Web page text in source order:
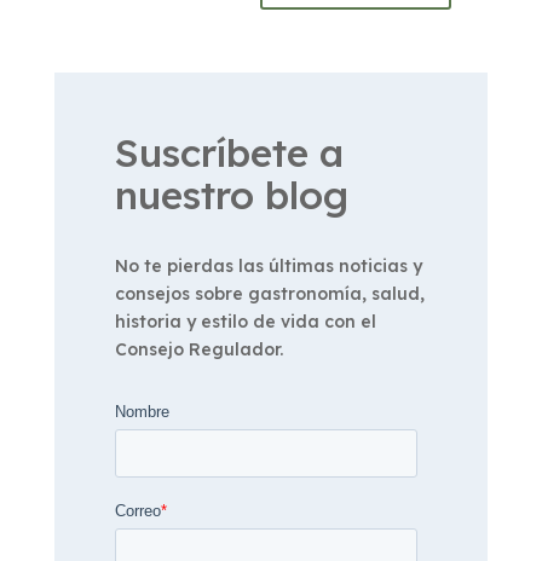
Suscríbete a
nuestro blog
No te pierdas las últimas noticias y
consejos sobre gastronomía, salud,
historia y estilo de vida con el
Consejo Regulador.